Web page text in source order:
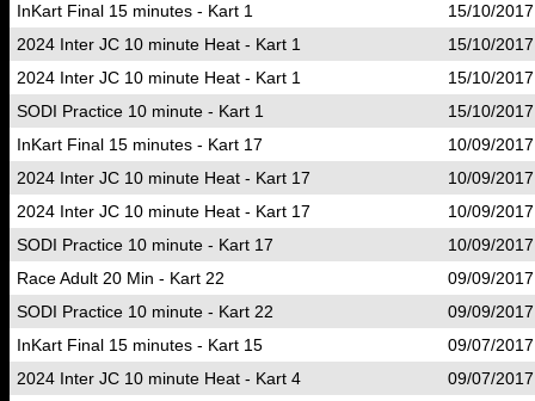
InKart Final 15 minutes - Kart 1
15/10/
2024 Inter JC 10 minute Heat - Kart 1
15/10/
2024 Inter JC 10 minute Heat - Kart 1
15/10/
SODI Practice 10 minute - Kart 1
15/10/
InKart Final 15 minutes - Kart 17
10/09/
2024 Inter JC 10 minute Heat - Kart 17
10/09/
2024 Inter JC 10 minute Heat - Kart 17
10/09/
SODI Practice 10 minute - Kart 17
10/09/
Race Adult 20 Min - Kart 22
09/09/
SODI Practice 10 minute - Kart 22
09/09/
InKart Final 15 minutes - Kart 15
09/07/
2024 Inter JC 10 minute Heat - Kart 4
09/07/